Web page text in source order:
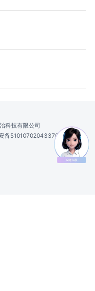
科技有限公司
备51010702043370号